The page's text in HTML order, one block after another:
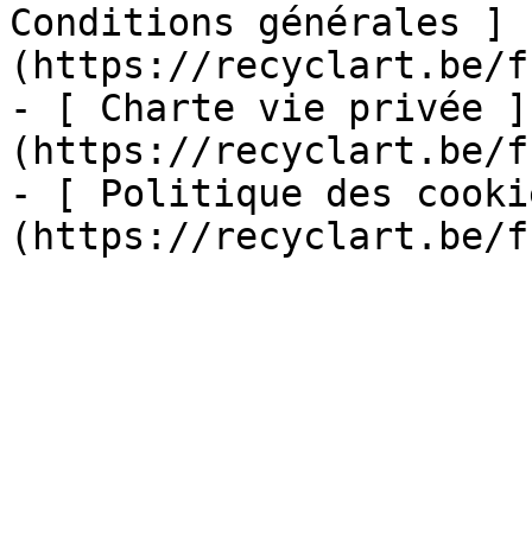
Conditions générales ]
(https://recyclart.be/
- [ Charte vie privée ]
(https://recyclart.be/
- [ Politique des